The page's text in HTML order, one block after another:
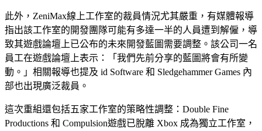
此外，ZeniMax線上工作室的裁員情況尤其嚴重，有媒體報導
指出該工作室的開發團隊可能有多達一半的人員遭到解僱，導
致其遊戲論壇上已公布的未來開發藍圖需要調整。該公司一名
員工在遊戲論壇上表示：「我們先前分享的藍圖將會有所變
動。」相關報導也提及 id Software 和 Sledgehammer Games 內
部也出現廣泛裁員。
這次重組還包括五家工作室的策略性調整：Double Fine
Productions 和 Compulsion遊戲已脫離 Xbox 成為獨立工作室，